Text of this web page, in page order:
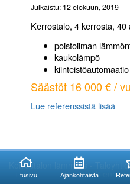
Etusivu Ajankohtaista
Julkaistu: 12 elokuun, 2019
Kerrostalo, 4 kerrosta, 40
poistoilman
kaukolämpö
kiinteistöautomaatio
Säästöt 16 000 € /
Lue referenssistä lisää
Kerrostalon lämmitys -
Viilennys